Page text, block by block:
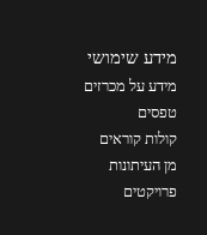
מידע שימושי
מידע על מכרזים
טפסים
קולות קוראים
מן העיתונות
פרויקטים